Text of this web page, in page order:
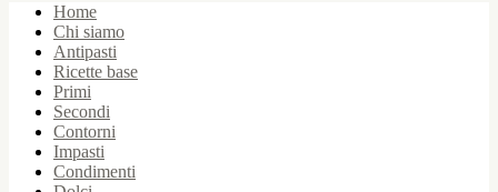
Home
Chi siamo
Antipasti
Ricette base
Primi
Secondi
Contorni
Impasti
Condimenti